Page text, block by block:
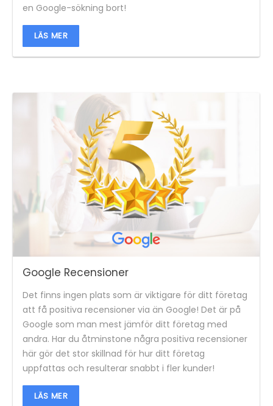
en Google-sökning bort!
LÄS MER
Google Recensioner
Det finns ingen plats som är viktigare för ditt företag
att få positiva recensioner via än Google! Det är på
Google som man mest jämför ditt företag med
andra. Har du åtminstone några positiva recensioner
här gör det stor skillnad för hur ditt företag
uppfattas och resulterar snabbt i fler kunder!
LÄS MER